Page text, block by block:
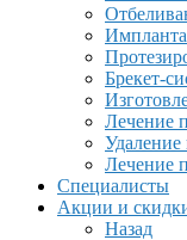
Брекет-
Лечение
Удаление
Лечение
Специалисты
Акции и
Назад